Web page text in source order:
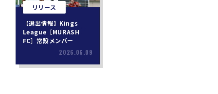
リリース
【選出情報】Kings
League［MURASH
FC］常設メンバー
2026.06.09